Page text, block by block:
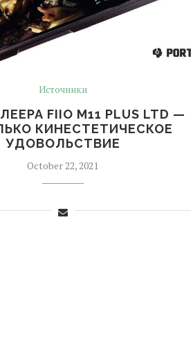
Источники
FIIO M11 PLUS LTD —
КИНЕСТЕТИЧЕСКОЕ
УДОВОЛЬСТВИЕ
October 22, 2021